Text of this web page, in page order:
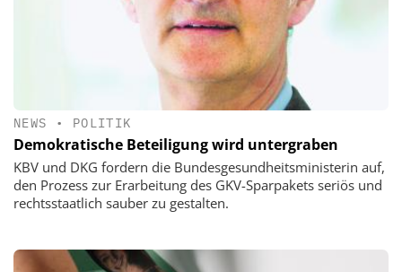
NEWS • POLITIK
Demokratische Beteiligung wird untergraben
KBV und DKG fordern die Bundesgesundheitsministerin auf,
den Prozess zur Erarbeitung des GKV-Sparpakets seriös und
rechtsstaatlich sauber zu gestalten.